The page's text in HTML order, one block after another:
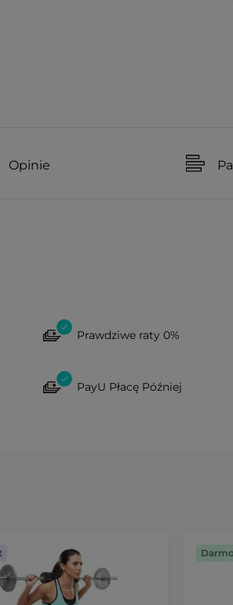
Opinie
Prawdziwe raty 0%
PayU Płacę Później